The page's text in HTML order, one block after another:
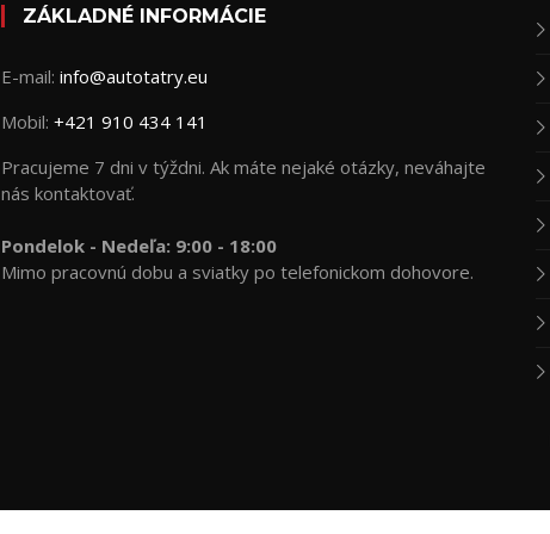
ZÁKLADNÉ INFORMÁCIE
E-mail: info@autotatry.eu
Mobil: +421 910 434 141
Pracujeme 7 dni v týždni. Ak máte nejaké otázky, neváhajte
nás kontaktovať.
Pondelok - Nedeľa: 9:00 - 18:00
Mimo pracovnú dobu a sviatky po telefonickom dohovore.